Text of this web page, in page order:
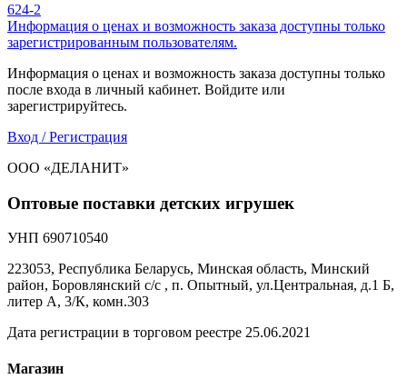
624-2
Информация о ценах и возможность заказа доступны только
зарегистрированным пользователям.
Информация о ценах и возможность заказа доступны только
после входа в личный кабинет. Войдите или
зарегистрируйтесь.
Вход / Регистрация
ООО «ДЕЛАНИТ»
Оптовые поставки детских игрушек
УНП 690710540
223053, Республика Беларусь, Минская область, Минский
район, Боровлянский с/с , п. Опытный, ул.Центральная, д.1 Б,
литер А, 3/К, комн.303
Дата регистрации в торговом реестре 25.06.2021
Магазин